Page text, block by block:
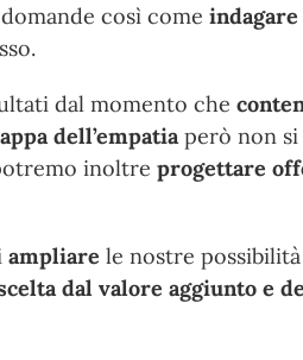
così come
dal momento che
dell’empatiaperò non
inoltre progettare
ampliare le nostre
dal valore aggiunto e